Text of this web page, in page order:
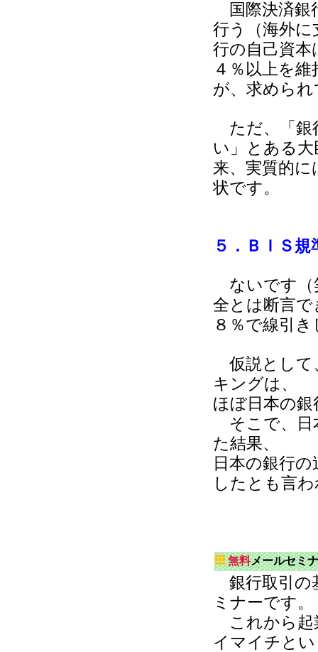
国際決済銀
行う（海外
行の自己資本
４％以上を
が、求めら
ただ、「銀
い」とある
来、実質的
状です。
５．ＢＩＳ規
ないです（
全とは断言
８％で線引
仮説として
キングは、
ほぼ日本の
そこで、日
た結果、
日本の銀行
したとも言
無料メールセミ
銀行取引の
ミナーです。
これから起
イマイチと